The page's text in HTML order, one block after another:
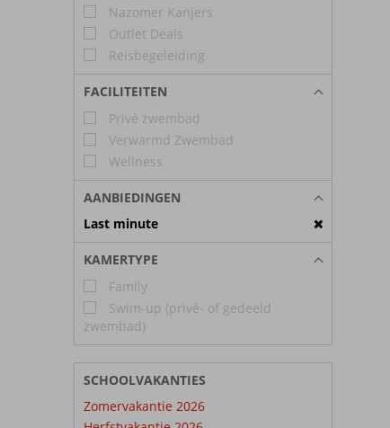
Nazomer Kanjers
Outlet Deals
Reisbegeleiding
FACILITEITEN
Privé zwembad
Verwarmd Zwembad
Wellness
AANBIEDINGEN
Last minute
KAMERTYPE
Family
Swim-up (privé- of gedeeld
zwembad)
SCHOOLVAKANTIES
Zomervakantie 2026